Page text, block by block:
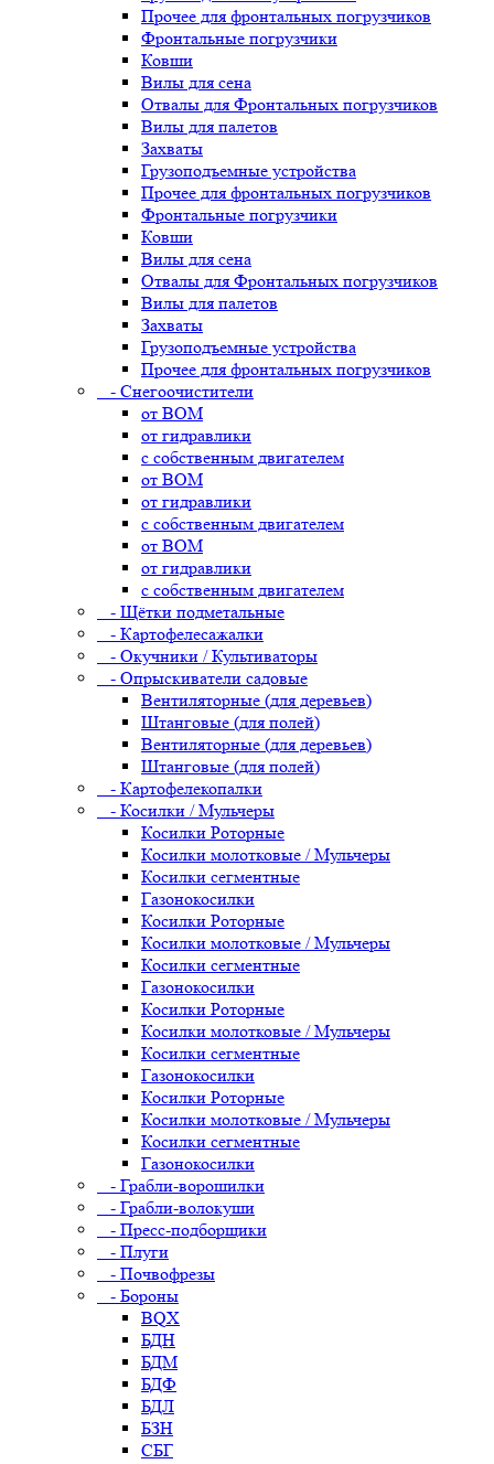
Прочее для фронтальных погрузчиков
Фронтальные погрузчики
Ковши
Вилы для сена
Отвалы для Фронтальных погрузчиков
Вилы для палетов
Захваты
Грузоподъемные устройства
Прочее для фронтальных погрузчиков
Фронтальные погрузчики
Ковши
Вилы для сена
Отвалы для Фронтальных погрузчиков
Вилы для палетов
Захваты
Грузоподъемные устройства
Прочее для фронтальных погрузчиков
- Снегоочистители
от ВОМ
от гидравлики
с собственным двигателем
от ВОМ
от гидравлики
с собственным двигателем
от ВОМ
от гидравлики
с собственным двигателем
- Щётки подметальные
- Картофелесажалки
- Окучники / Культиваторы
- Опрыскиватели садовые
Вентиляторные (для деревьев)
Штанговые (для полей)
Вентиляторные (для деревьев)
Штанговые (для полей)
- Картофелекопалки
- Косилки / Мульчеры
Косилки Роторные
Косилки молотковые / Мульчеры
Косилки сегментные
Газонокосилки
Косилки Роторные
Косилки молотковые / Мульчеры
Косилки сегментные
Газонокосилки
Косилки Роторные
Косилки молотковые / Мульчеры
Косилки сегментные
Газонокосилки
Косилки Роторные
Косилки молотковые / Мульчеры
Косилки сегментные
Газонокосилки
- Грабли-ворошилки
- Грабли-волокуши
- Пресс-подборщики
- Плуги
- Почвофрезы
- Бороны
BQX
БДН
БДМ
БДФ
БДЛ
БЗН
СБГ